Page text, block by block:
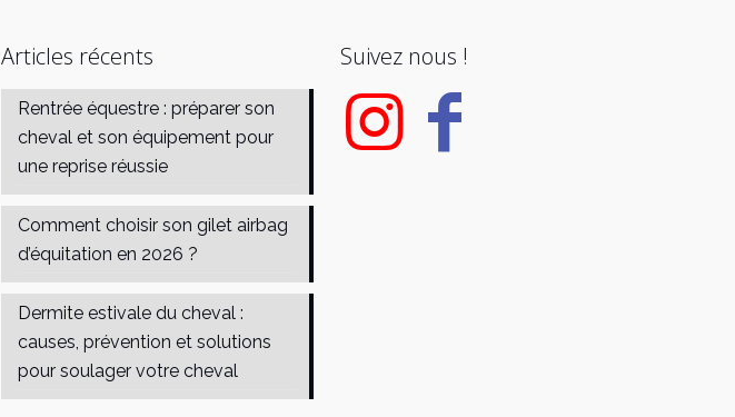
Articles récents
Rentrée équestre : préparer son
cheval et son équipement pour
une reprise réussie
Comment choisir son gilet airbag
d’équitation en 2026 ?
Dermite estivale du cheval :
causes, prévention et solutions
pour soulager votre cheval
Suivez nous !